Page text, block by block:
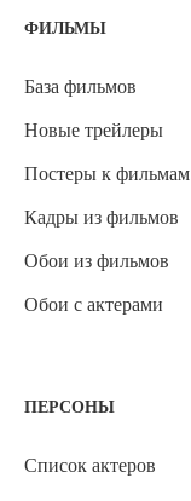
ФИЛЬМЫ
База фильмов
Новые трейлеры
Постеры к фильмам
Кадры из фильмов
Обои из фильмов
Обои с актерами
ПЕРСОНЫ
Список актеров